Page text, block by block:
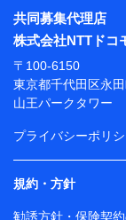
維持管理等の
関連する当社
ルグループお
ため
（各サービス
トの閲覧履歴
ータを分析し
サービス・
ことがありま
各種セミナ
コンサルティ
アンケートや
上記に係る案
共同募集代理店
株式会社NTTドコ
〒100-6150
東京都千代田区永
山王パークタワー
プライバシーポリ
規約・方針
勧誘方針・保険契